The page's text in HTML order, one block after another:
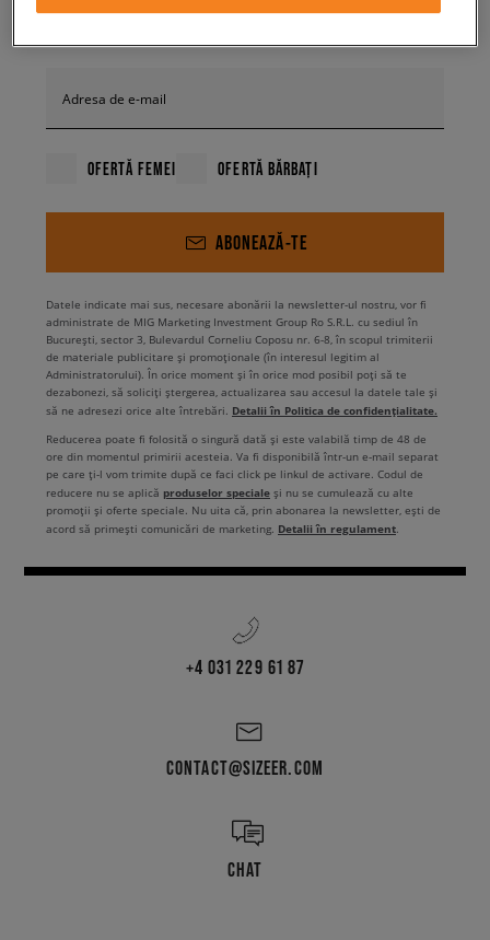
Adresa de e-mail
OFERTĂ FEMEI OFERTĂ BĂRBAȚI
ABONEAZĂ-TE
Datele indicate mai sus, necesare abonării la newsletter-ul nostru, vor fi
administrate de MIG Marketing Investment Group Ro S.R.L. cu sediul în
București, sector 3, Bulevardul Corneliu Coposu nr. 6-8, în scopul trimiterii
de materiale publicitare și promoționale (în interesul legitim al
Administratorului). În orice moment și în orice mod posibil poți să te
dezabonezi, să soliciți ștergerea, actualizarea sau accesul la datele tale și
să ne adresezi orice alte întrebări. Detalii în Politica de confidențialitate.
Reducerea poate fi folosită o singură dată și este valabilă timp de 48 de
ore din momentul primirii acesteia. Va fi disponibilă într-un e-mail separat
pe care ți-l vom trimite după ce faci click pe linkul de activare. Codul de
reducere nu se aplică produselor speciale și nu se cumulează cu alte
promoții și oferte speciale. Nu uita că, prin abonarea la newsletter, ești de
acord să primești comunicări de marketing. Detalii în regulament.
+4 031 229 61 87
CONTACT@SIZEER.COM
CHAT